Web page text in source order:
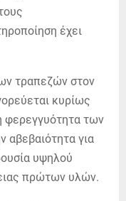
έχει
τραπεζών στον
κυρίως
φερεγγυότητα των
αβεβαιότητα για
υψηλού
πρώτων υλών.